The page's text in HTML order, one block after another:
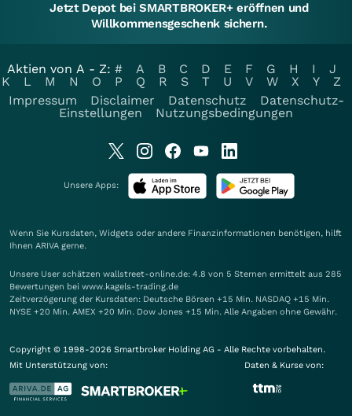
Jetzt Depot bei SMARTBROKER+ eröffnen und
Willkommensgeschenk sichern.
Aktien von A - Z: # A B C D E F G H I
J
K
L M N O P Q R S T U V W X Y
Z
Impressum
Disclaimer Datenschutz
Datenschutz-
Einstellungen
Nutzungsbedingungen
Unsere Apps:
Wenn Sie Kursdaten, Widgets oder andere Finanzinformationen benötigen, hilft
Ihnen ARIVA gerne.
Unsere User schätzen wallstreet-online.de: 4.8 von 5 Sternen ermittelt aus 285
Bewertungen bei www.kagels-trading.de
Zeitverzögerung der Kursdaten: Deutsche Börsen +15 Min. NASDAQ +15 Min.
NYSE +20 Min. AMEX +20 Min. Dow Jones +15 Min. Alle Angaben ohne Gewähr.
Copyright © 1998-2026 Smartbroker Holding AG - Alle Rechte vorbehalten.
Mit Unterstützung von:
Daten & Kurse von: